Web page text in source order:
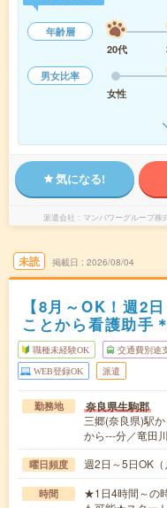
年齢層
20代
男女比率
女性
気になる!
派遣会社 マンパワーグループ
未読 掲載日 2026/08/04
【8月～OK！週2
ことから看護助手
職種未経験OK 交通費別途
WEB登録OK 派遣
勤務地 奈良県生駒郡
三郷(奈良県)駅
から---分／竜田
曜日頻度 週2日～5日OK
時間
★1日4時間～の